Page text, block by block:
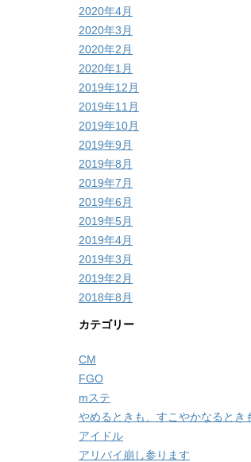
2020年4月
2020年3月
2020年2月
2020年1月
2019年12月
2019年11月
2019年10月
2019年9月
2019年8月
2019年7月
2019年6月
2019年5月
2019年4月
2019年3月
2019年2月
2018年8月
カテゴリー
CM
FGO
mステ
やめるときも、すこやかなるとき
アイドル
アリバイ崩し参ります